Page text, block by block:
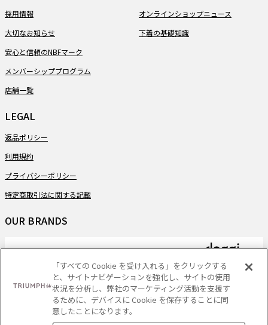
採用情報
大切なお知らせ
安心と信頼のNBFマーク
メンバーシッププログラム
店舗一覧
オンラインショップニュース
下着の基礎知識
LEGAL
返品ポリシー
利用規約
プライバシーポリシー
特定商取引法に関する記載
OUR BRANDS
PAYMENT
「すべての Cookie を受け入れる」をクリックする
と、サイトナビゲーションを強化し、サイトの使用
状況を分析し、弊社のマーケティング活動を支援す
るために、デバイスに Cookie を保存することに同
意したことになります。